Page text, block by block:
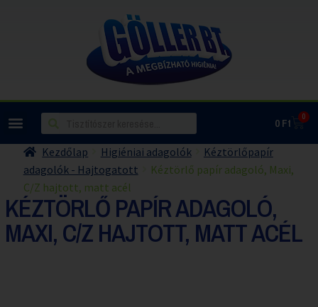
0Ft 0
Kezdőlap Higiéniai adagolók
Kéztörlőpapír
adagolók - Hajtogatott
Kéztörlő papír adagoló, Maxi,
C/Z hajtott, matt acél
KÉZTÖRLŐ PAPÍR ADAGOLÓ,
MAXI, C/Z HAJTOTT, MATT ACÉL